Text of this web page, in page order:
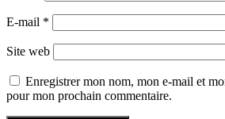
E-mail *
Site web
Enregistrer mon nom, mon e-mail et
pour mon prochain commentaire.